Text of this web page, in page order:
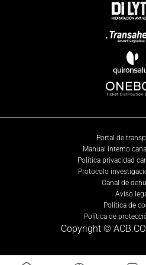
Portal de
Manual interno
Política privacidad
Protocolo
Canal de
Aviso
Política de
Política de
Copyright ©